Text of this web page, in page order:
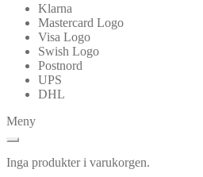
Klarna
Mastercard Logo
Visa Logo
Swish Logo
Postnord
UPS
DHL
Meny
Inga produkter i varukorgen.